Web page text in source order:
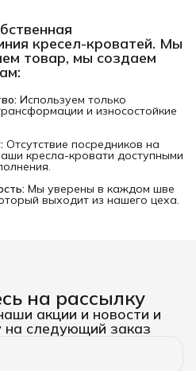
кресел-кроватей. Мы
товар, мы создаем
Используем только
и износостойкие
Отсутствие посредников на
кресла-кровати доступными
Мы уверены в каждом шве
выходит из нашего цеха.
на рассылку
акции и новости и
на следующий заказ